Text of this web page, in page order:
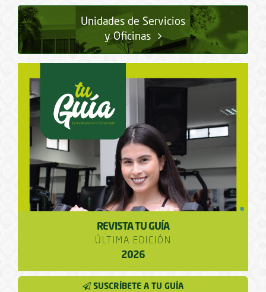
Unidades de Servicios
y Oficinas
REVISTA TU GUÍA
ÚLTIMA EDICIÓN
2026
SUSCRÍBETE A TU GUÍA